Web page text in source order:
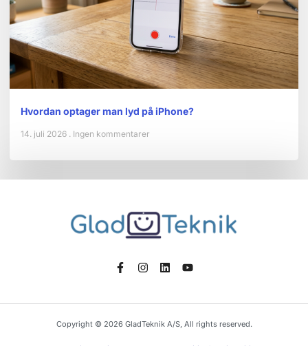
Hvordan optager man lyd på iPhone?
14. juli 2026 Ingen kommentarer
Copyright © 2026 GladTeknik A/S, All rights reserved.